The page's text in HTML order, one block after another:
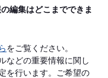
編集はどこまでできま
をご覧ください。
などの重要情報に関し
を行います。ご希望の